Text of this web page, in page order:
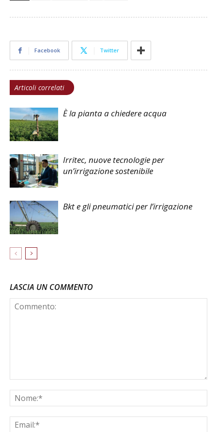
Facebook Twitter
Articoli correlati
È la pianta a chiedere acqua
Irritec, nuove tecnologie per
un’irrigazione sostenibile
Bkt e gli pneumatici per l’irrigazione
LASCIA UN COMMENTO